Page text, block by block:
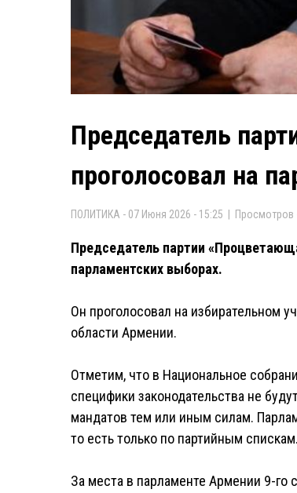
Председатель
проголосовал на
ПОЛИТИКА - 07 Июня 2026 - 15:25 | Просмотров
Председатель партии
парламентских выборах.
Он проголосовал на избирательном
области Армении.
Отметим, что в Национальное
специфики законодательства не
мандатов тем или иным силам.
то есть только по партийным спискам.
За места в парламенте Армении 9-го